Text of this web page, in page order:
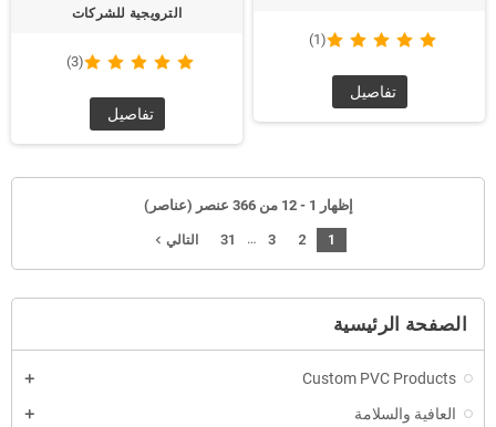
الصفحة الرئيسية
Custom PVC Products
العافية والسلامة
(1)
تفاصيل
الترويجية للشركات
(3)
تفاصيل
إظهار 1 - 12 من 366 عنصر (عناصر)
1
2
3
…
31 التالي navigate_next